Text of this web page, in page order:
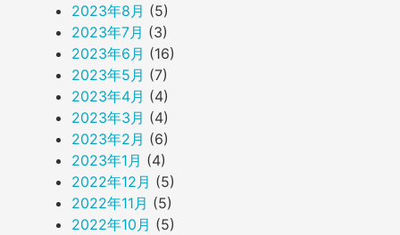
2023年8月 (5)
2023年7月 (3)
2023年6月 (16)
2023年5月 (7)
2023年4月 (4)
2023年3月 (4)
2023年2月 (6)
2023年1月 (4)
2022年12月 (5)
2022年11月 (5)
2022年10月 (5)